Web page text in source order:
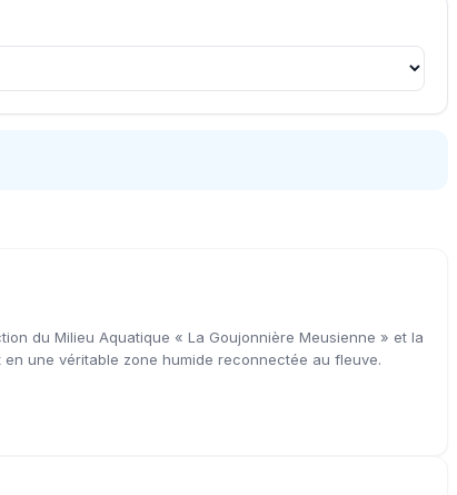
du Milieu Aquatique « La Goujonnière Meusienne » et la
une véritable zone humide reconnectée au fleuve.